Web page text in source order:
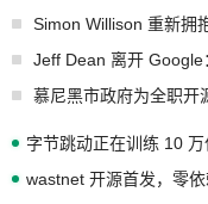
Simon Willison 重新拥
Jeff Dean 离开
慕尼黑市政府为全职开
字节跳动正在训练 10